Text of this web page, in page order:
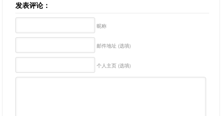
发表评论：
昵称
邮件地址 (选填)
个人主页 (选填)